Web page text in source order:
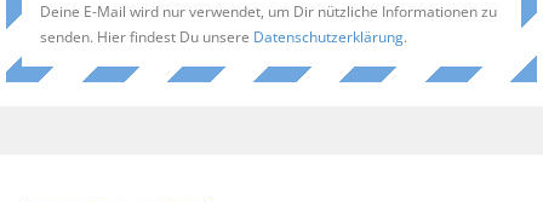
Deine E-Mail wird nur verwendet, um Dir nützliche Informationen zu
senden. Hier findest Du unsere Datenschutzerklärung.